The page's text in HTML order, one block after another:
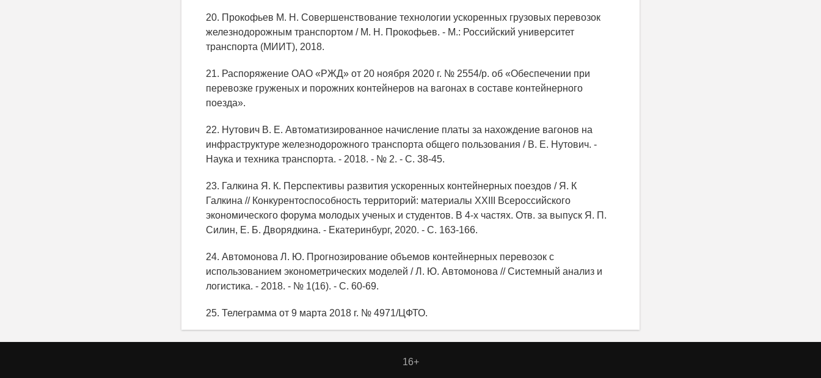
20. Прокофьев М. Н. Совершенствование технологии ускоренных грузовых перевозок
железнодорожным транспортом / М. Н. Прокофьев. - М.: Российский университет
транспорта (МИИТ), 2018.
21. Распоряжение ОАО «РЖД» от 20 ноября 2020 г. № 2554/р. об «Обеспечении при
перевозке груженых и порожних контейнеров на вагонах в составе контейнерного
поезда».
22. Нутович В. Е. Автоматизированное начисление платы за нахождение вагонов на
инфраструктуре железнодорожного транспорта общего пользования / В. Е. Нутович. -
Наука и техника транспорта. - 2018. - № 2. - С. 38-45.
23. Галкина Я. К. Перспективы развития ускоренных контейнерных поездов / Я. К
Галкина // Конкурентоспособность территорий: материалы XXIII Всероссийского
экономического форума молодых ученых и студентов. В 4-х частях. Отв. за выпуск Я. П.
Силин, Е. Б. Дворядкина. - Екатеринбург, 2020. - С. 163-166.
24. Автомонова Л. Ю. Прогнозирование объемов контейнерных перевозок с
использованием эконометрических моделей / Л. Ю. Автомонова // Системный анализ и
логистика. - 2018. - № 1(16). - С. 60-69.
25. Телеграмма от 9 марта 2018 г. № 4971/ЦФТО.
16+